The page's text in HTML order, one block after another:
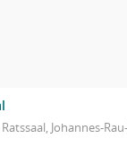
Johannes-